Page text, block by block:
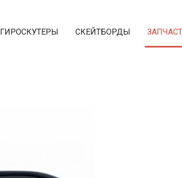
ГИРОСКУТЕРЫ СКЕЙТБОРДЫ